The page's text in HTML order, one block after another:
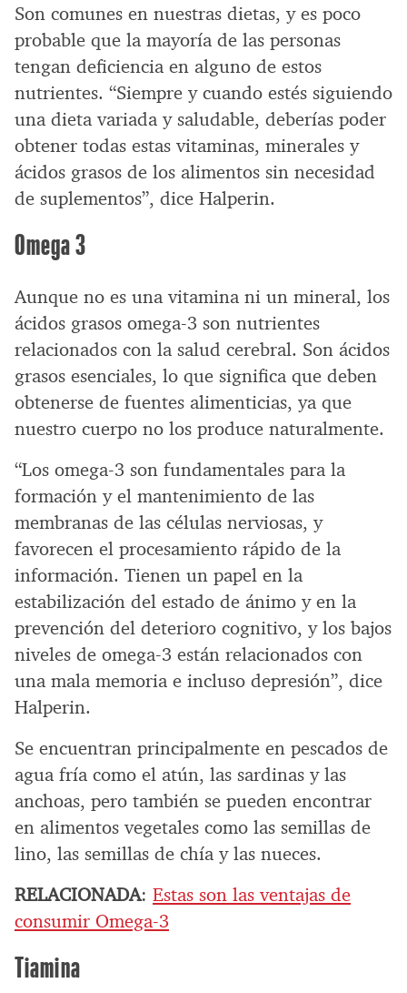
Son comunes en nuestras dietas, y es poco
probable que la mayoría de las personas
tengan deficiencia en alguno de estos
nutrientes. “Siempre y cuando estés siguiendo
una dieta variada y saludable, deberías poder
obtener todas estas vitaminas, minerales y
ácidos grasos de los alimentos sin necesidad
de suplementos”, dice Halperin.
Omega 3
Aunque no es una vitamina ni un mineral, los
ácidos grasos omega-3 son nutrientes
relacionados con la salud cerebral. Son ácidos
grasos esenciales, lo que significa que deben
obtenerse de fuentes alimenticias, ya que
nuestro cuerpo no los produce naturalmente.
“Los omega-3 son fundamentales para la
formación y el mantenimiento de las
membranas de las células nerviosas, y
favorecen el procesamiento rápido de la
información. Tienen un papel en la
estabilización del estado de ánimo y en la
prevención del deterioro cognitivo, y los bajos
niveles de omega-3 están relacionados con
una mala memoria e incluso depresión”, dice
Halperin.
Se encuentran principalmente en pescados de
agua fría como el atún, las sardinas y las
anchoas, pero también se pueden encontrar
en alimentos vegetales como las semillas de
lino, las semillas de chía y las nueces.
RELACIONADA: Estas son las ventajas de
consumir Omega-3
Tiamina